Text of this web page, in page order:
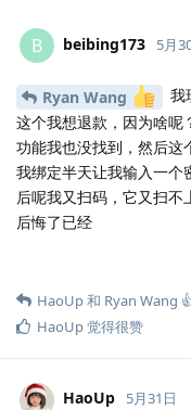
B beibing173 5月
Ryan Wang
我
这个我想退款，因为啥呢
功能我也没找到，然后这
我绑定半天让我输入一个
后呢我又扫码，它又扫不
后悔了已经
HaoUp和 Ryan Wang
HaoUp觉得很赞
HaoUp 5月31日